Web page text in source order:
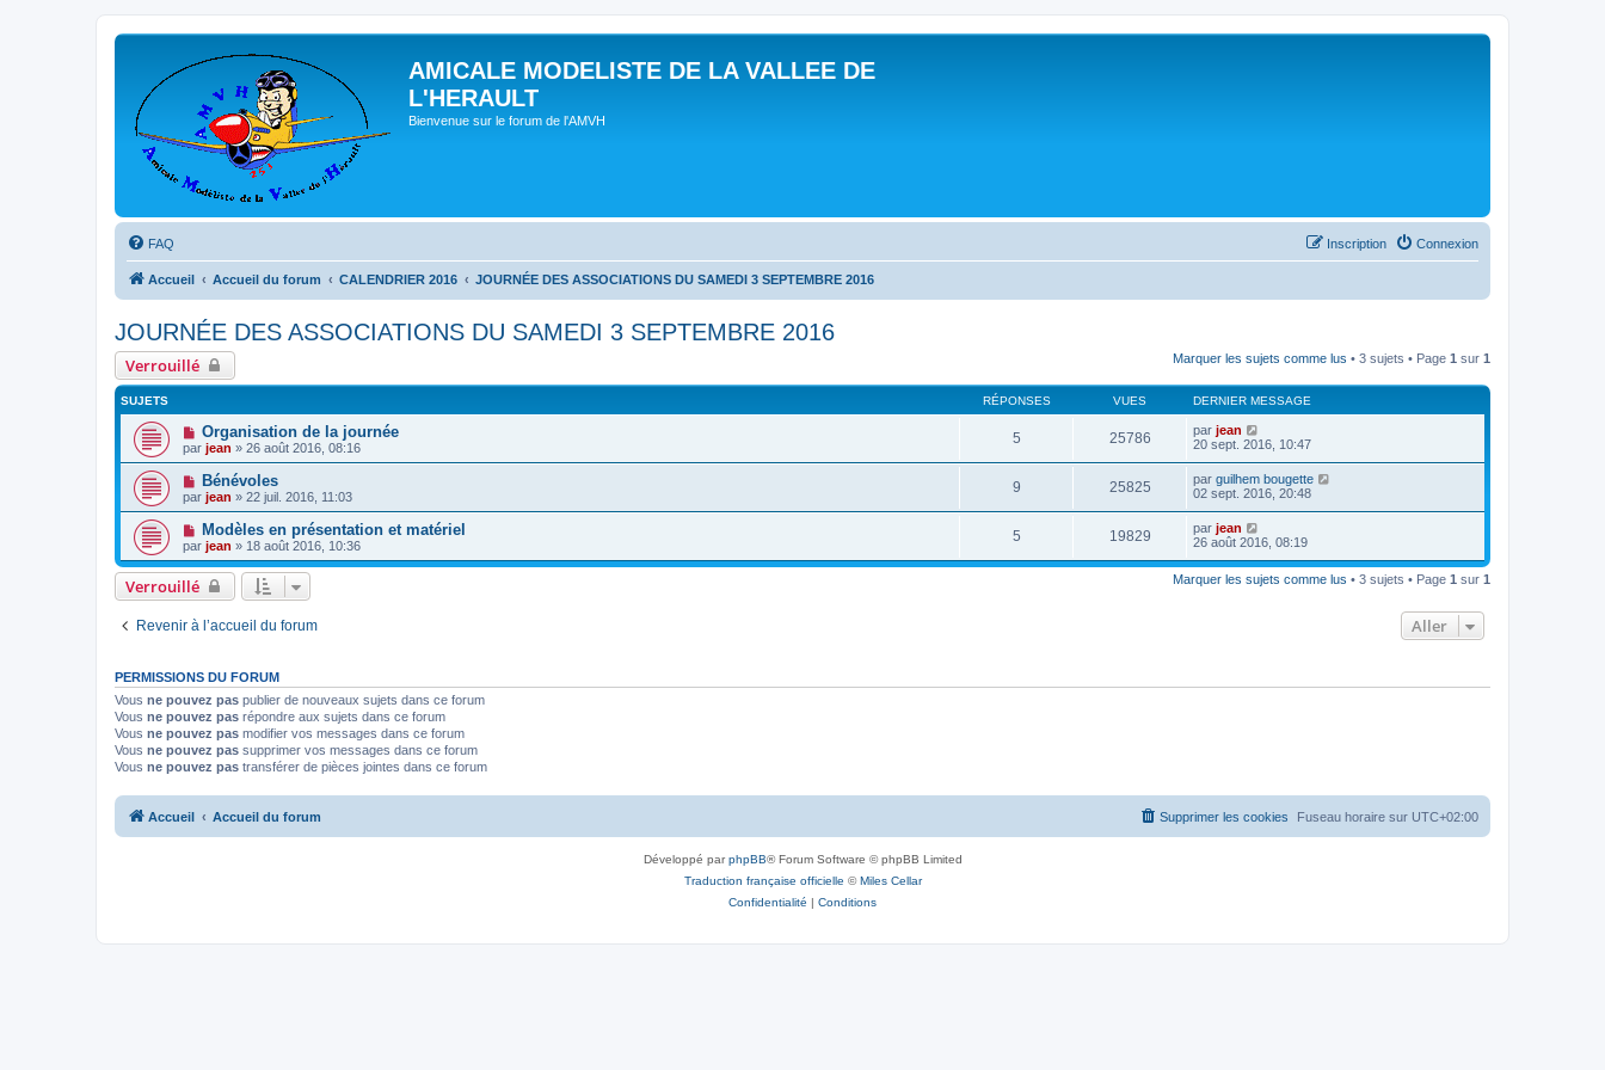
AMICALE MODELISTE DE LA VALLEE DE
L'HERAULT
Bienvenue sur le forum de l'AMVH
FAQ Connexion
Inscription
Accueil Accueil du forum CALENDRIER 2016 JOURNÉE DES ASSOCIATIONS DU SAMEDI 3 SEPTEMBRE 2016
JOURNÉE DES ASSOCIATIONS DU SAMEDI 3 SEPTEMBRE 2016
Verrouillé Marquer les sujets comme lus • 3 sujets • Page 1 sur 1
SUJETS RÉPONSES VUES DERNIER MESSAGE
Organisation de la journée
par jean » 26 août 2016, 08:16
5 25786 par jean
20 sept. 2016, 10:47
Bénévoles
par jean » 22 juil. 2016, 11:03
9 25825 par guilhem bougette
02 sept. 2016, 20:48
Modèles en présentation et matériel
par jean » 18 août 2016, 10:36
5 19829 par jean
26 août 2016, 08:19
Verrouillé Marquer les sujets comme lus • 3 sujets • Page 1 sur 1
Revenir à l’accueil du forum Aller
PERMISSIONS DU FORUM
Vous ne pouvez pas publier de nouveaux sujets dans ce forum
Vous ne pouvez pas répondre aux sujets dans ce forum
Vous ne pouvez pas modifier vos messages dans ce forum
Vous ne pouvez pas supprimer vos messages dans ce forum
Vous ne pouvez pas transférer de pièces jointes dans ce forum
Accueil Accueil du forum Fuseau horaire sur UTC+02:00
Supprimer les cookies
Développé parphpBB® Forum Software © phpBB Limited
Traduction française officielle ©Miles Cellar
Confidentialité | Conditions